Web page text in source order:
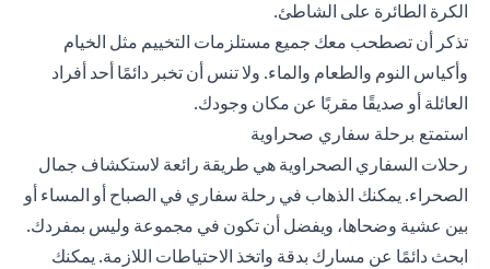
الكرة الطائرة على الشاطئ.
تذكر أن تصطحب معك جميع مستلزمات التخييم مثل الخيام
وأكياس النوم والطعام والماء. ولا تنس أن تخبر دائمًا أحد أفراد
العائلة أو صديقًا مقربًا عن مكان وجودك.
استمتع برحلة سفاري صحراوية
رحلات السفاري الصحراوية هي طريقة رائعة لاستكشاف جمال
الصحراء. يمكنك الذهاب في رحلة سفاري في الصباح أو المساء أو
بين عشية وضحاها، ويفضل أن تكون في مجموعة وليس بمفردك.
ابحث دائمًا عن مسارك بدقة واتخذ الاحتياطات اللازمة. يمكنك